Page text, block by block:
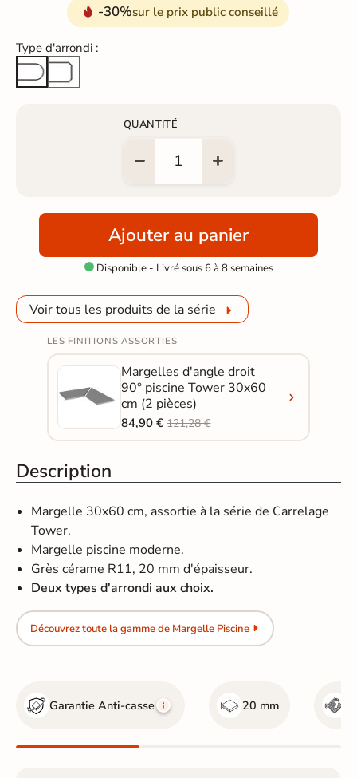
-30%sur le prix public conseillé
Type d'arrondi :
Arrondi totalArête cassée
QUANTITÉ
Ajouter au panier
Disponible - Livré sous 6 à 8 semaines
Voir tous les produits de la série
LES FINITIONS ASSORTIES
Margelles d'angle droit
90° piscine Tower 30x60
cm (2 pièces)
84,90 €121,28 €
Description
Margelle 30x60 cm, assortie à la série de Carrelage
Tower.
Margelle piscine moderne.
Grès cérame R11, 20 mm d'épaisseur.
Deux types d'arrondi aux choix.
Découvrez toute la gamme de Margelle Piscine
Garantie Anti-casse 20 mm